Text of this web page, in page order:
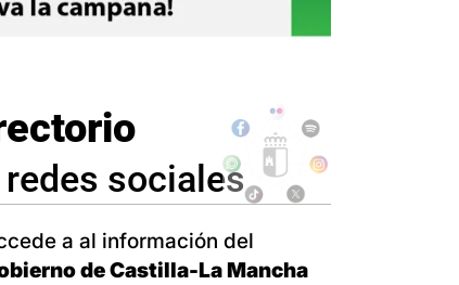
redes sociales
a al información del
de Castilla-La Mancha